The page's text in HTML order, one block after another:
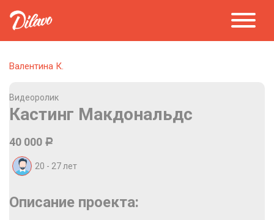
Валентина К.
Видеоролик
Кастинг Макдональдс
40 000 Р
20 - 27 лет
Описание проекта: